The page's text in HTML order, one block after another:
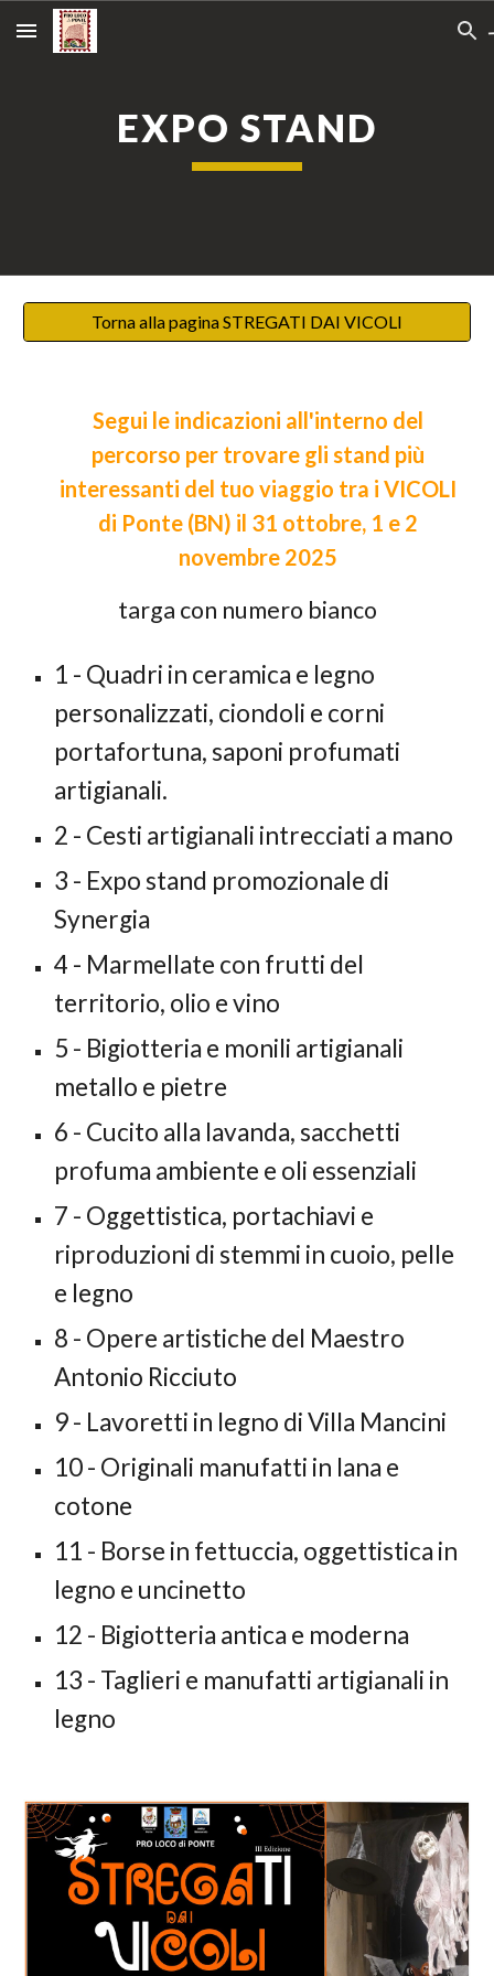
Skip to main content Skip to navigation
EXPO STAND
Torna alla pagina STREGATI DAI VICOLI
Segui le indicazioni all'interno del
percorso per trovare gli stand più
interessanti del tuo viaggio tra i VICOLI
di Ponte (BN) il 31 ottobre, 1 e 2
novembre 2025
targa con numero bianco
1 - Quadri in ceramica e legno
personalizzati, ciondoli e corni
portafortuna, saponi profumati
artigianali.
2 - Cesti artigianali intrecciati a mano
3 - Expo stand promozionale di
Synergia
4 - Marmellate con frutti del
territorio, olio e vino
5 - Bigiotteria e monili artigianali
metallo e pietre
6 - Cucito alla lavanda, sacchetti
profuma ambiente e oli essenziali
7 - Oggettistica, portachiavi e
riproduzioni di stemmi in cuoio, pelle
e legno
8 - Opere artistiche del Maestro
Antonio Ricciuto
9- Lavoretti in legno di Villa Mancini
10- Originali manufatti in lana e
cotone
11 - Borse in fettuccia, oggettistica in
legno e uncinetto
12 - Bigiotteria antica e moderna
13 - Taglieri e manufatti artigianali in
legno